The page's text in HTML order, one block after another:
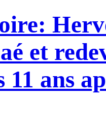
et
11 ans